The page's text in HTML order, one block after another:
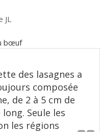
JL
des lasagnes a
composée
de 2 à 5 cm de
Seule les
les régions